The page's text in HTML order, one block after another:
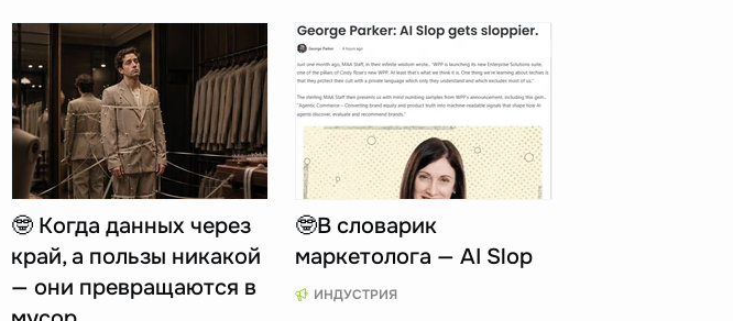
🤓 Когда данных через
край, а пользы никакой
— они превращаются в
🤓В словарик
маркетолога — AI Slop
ИНДУСТРИЯ